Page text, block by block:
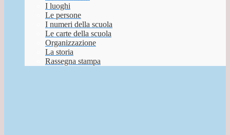
I luoghi
Le persone
I numeri della scuola
Le carte della scuola
Organizzazione
La storia
Rassegna stampa